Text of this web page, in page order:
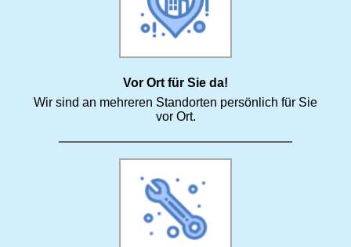
Vor Ort für Sie da!
Wir sind an mehreren Standorten persönlich für Sie
vor Ort.